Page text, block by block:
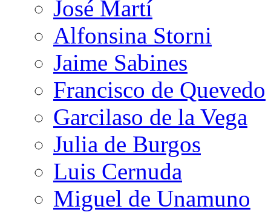
José Martí
Alfonsina Storni
Jaime Sabines
Francisco de Quevedo
Garcilaso de la Vega
Julia de Burgos
Luis Cernuda
Miguel de Unamuno